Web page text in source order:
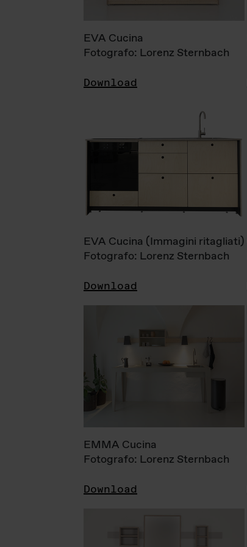
EVA Cucina
Fotografo: Lorenz Sternbach
Download
EVA Cucina (Immagini ritagliati)
Fotografo: Lorenz Sternbach
Download
EMMA Cucina
Fotografo: Lorenz Sternbach
Download